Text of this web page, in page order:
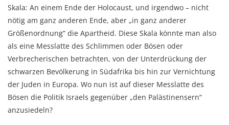
Skala: An einem Ende der Holocaust, und irgendwo – nicht
nötig am ganz anderen Ende, aber „in ganz anderer
Größenordnung“ die Apartheid. Diese Skala könnte man also
als eine Messlatte des Schlimmen oder Bösen oder
Verbrecherischen betrachten, von der Unterdrückung der
schwarzen Bevölkerung in Südafrika bis hin zur Vernichtung
der Juden in Europa. Wo nun ist auf dieser Messlatte des
Bösen die Politik Israels gegenüber „den Palästinensern“
anzusiedeln?